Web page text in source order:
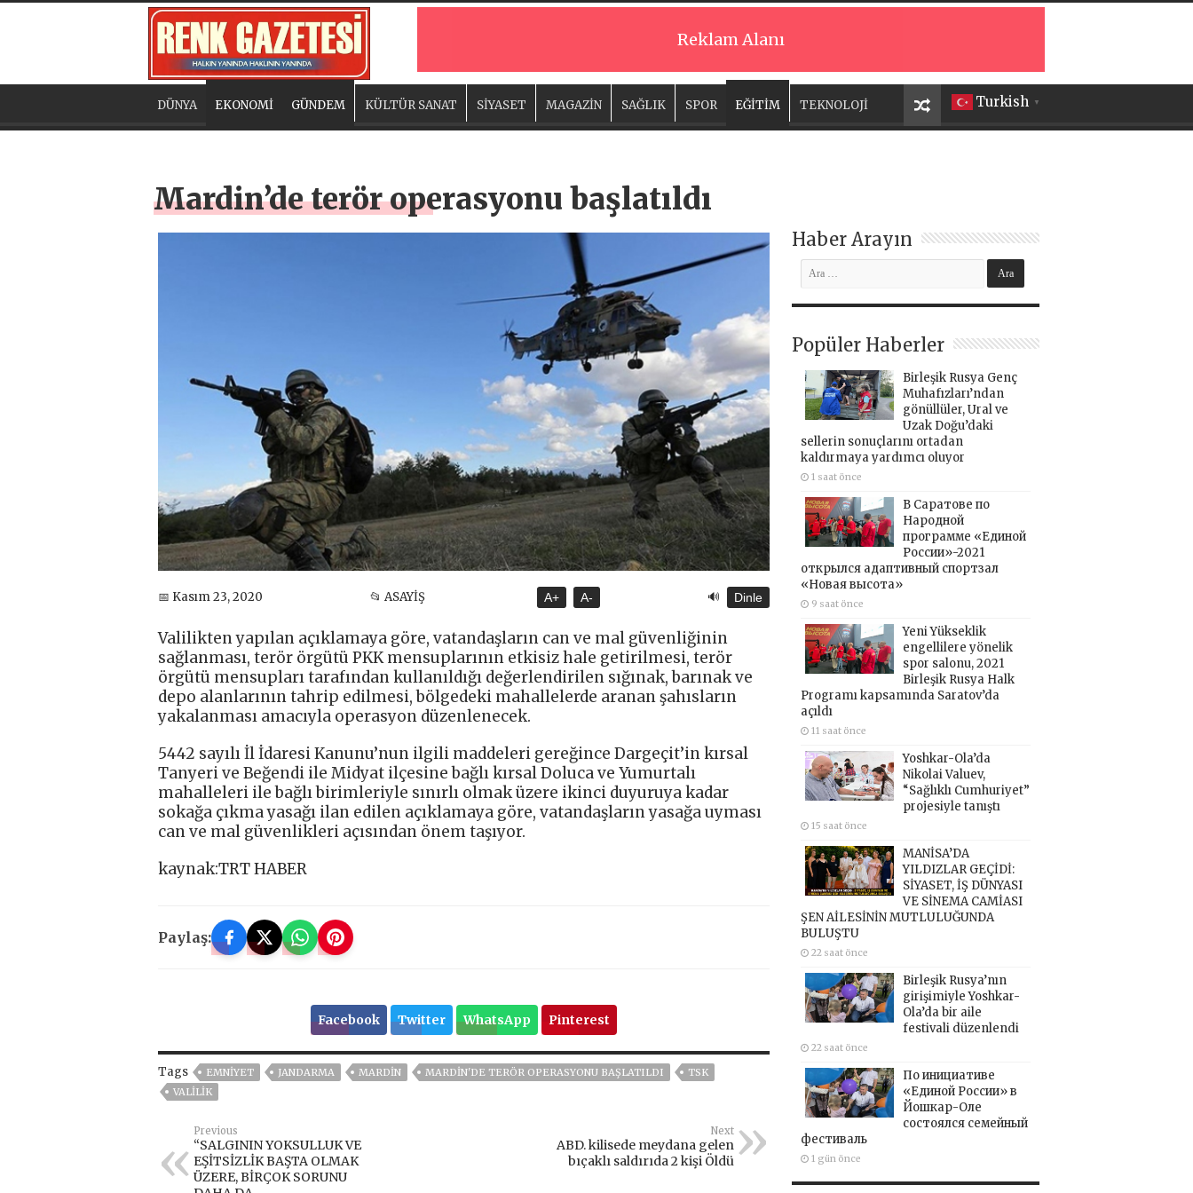
Reklam Alanı
Turkish ▼
DÜNYA EKONOMİ GÜNDEM KÜLTÜR SANAT SİYASET MAGAZİN SAĞLIK SPOR EĞİTİM TEKNOLOJİ
Mardin’de terör operasyonu başlatıldı
📅 Kasım 23, 2020 📂 ASAYİŞ A+ A- 🔊 Dinle
Valilikten yapılan açıklamaya göre, vatandaşların can ve mal güvenliğinin
sağlanması, terör örgütü PKK mensuplarının etkisiz hale getirilmesi, terör
örgütü mensupları tarafından kullanıldığı değerlendirilen sığınak, barınak ve
depo alanlarının tahrip edilmesi, bölgedeki mahallelerde aranan şahısların
yakalanması amacıyla operasyon düzenlenecek.
5442 sayılı İl İdaresi Kanunu’nun ilgili maddeleri gereğince Dargeçit’in kırsal
Tanyeri ve Beğendi ile Midyat ilçesine bağlı kırsal Doluca ve Yumurtalı
mahalleleri ile bağlı birimleriyle sınırlı olmak üzere ikinci duyuruya kadar
sokağa çıkma yasağı ilan edilen açıklamaya göre, vatandaşların yasağa uyması
can ve mal güvenlikleri açısından önem taşıyor.
kaynak:TRT HABER
Paylaş:
Facebook Twitter WhatsApp Pinterest
Tags EMNİYET JANDARMA MARDIN MARDIN'DE TERÖR OPERASYONU BAŞLATILDI
TSK
VALİLİK
Previous
“SALGININ YOKSULLUK VE
EŞİTSİZLİK BAŞTA OLMAK
ÜZERE, BİRÇOK SORUNU
Next
ABD. kilisede meydana gelen
bıçaklı saldırıda 2 kişi Öldü
Haber Arayın
Popüler Haberler
Birleşik Rusya Genç
Muhafızları’ndan
gönüllüler, Ural ve
Uzak Doğu’daki
sellerin sonuçlarını ortadan
kaldırmaya yardımcı oluyor
1 saat önce
В Саратове по
Народной
программе «Единой
России»-2021
открылся адаптивный спортзал
«Новая высота»
9 saat önce
Yeni Yükseklik
engellilere yönelik
spor salonu, 2021
Birleşik Rusya Halk
Programı kapsamında Saratov’da
açıldı
11 saat önce
Yoshkar-Ola’da
Nikolai Valuev,
“Sağlıklı Cumhuriyet”
projesiyle tanıştı
15 saat önce
MANİSA’DA
YILDIZLAR GEÇİDİ:
SİYASET, İŞ DÜNYASI
VE SİNEMA CAMİASI
ŞEN AİLESİNİN MUTLULUĞUNDA
BULUŞTU
22 saat önce
Birleşik Rusya’nın
girişimiyle Yoshkar-
Ola’da bir aile
festivali düzenlendi
22 saat önce
По инициативе
«Единой России» в
Йошкар-Оле
состоялся семейный
фестиваль
1 gün önce